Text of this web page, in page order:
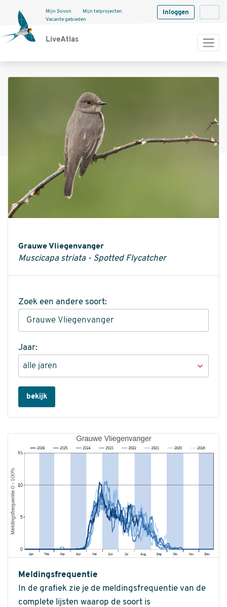
LiveAtlas
Mijn Sovon
Mijn telprojecten
Vacante gebieden
Inloggen
Grauwe Vliegenvanger
Muscicapa striata - Spotted Flycatcher
Zoek een andere soort:
Jaar:
bekijk
Meldingsfrequentie
In de grafiek zie je de meldingsfrequentie van de
complete lijsten waarop de soort is